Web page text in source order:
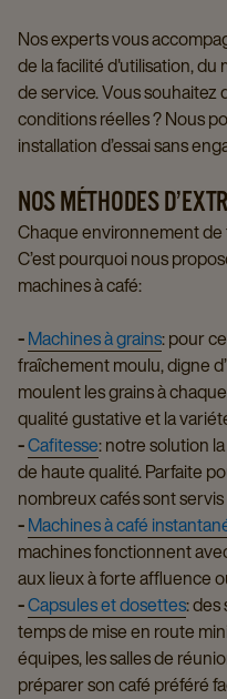
Nos experts vous
de la facilité d'utilisation,
de service. Vous souhaitez
conditions réelles ? Nous
installation d’essai sans
NOS MÉTHODES
Chaque environnement de
C’est pourquoi nous
machines à café:
-Machines à grains: pour
fraîchement moulu, digne
moulent les grains à
qualité gustative et la
-Cafitesse: notre solution
de haute qualité. Parfaite
nombreux cafés sont
-Machines à café
machines fonctionnent
aux lieux à forte affluence
-Capsules et dosettes:
temps de mise en route
équipes, les salles de
préparer son café préféré